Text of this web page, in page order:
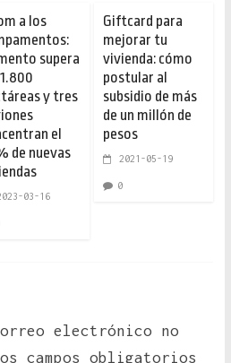
a los
supera
1.800
y tres
el
de nuevas
03-16
Giftcard para
mejorar tu
vivienda: cómo
postular al
subsidio de más
de un millón de
pesos
2021-05-19
0
electrónico no
campos obligatorios